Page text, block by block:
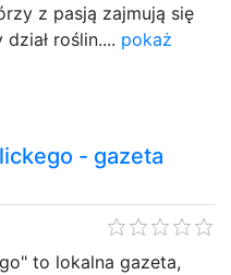
z pasją zajmują się
roślin.... pokaż
- gazeta
to lokalna gazeta,